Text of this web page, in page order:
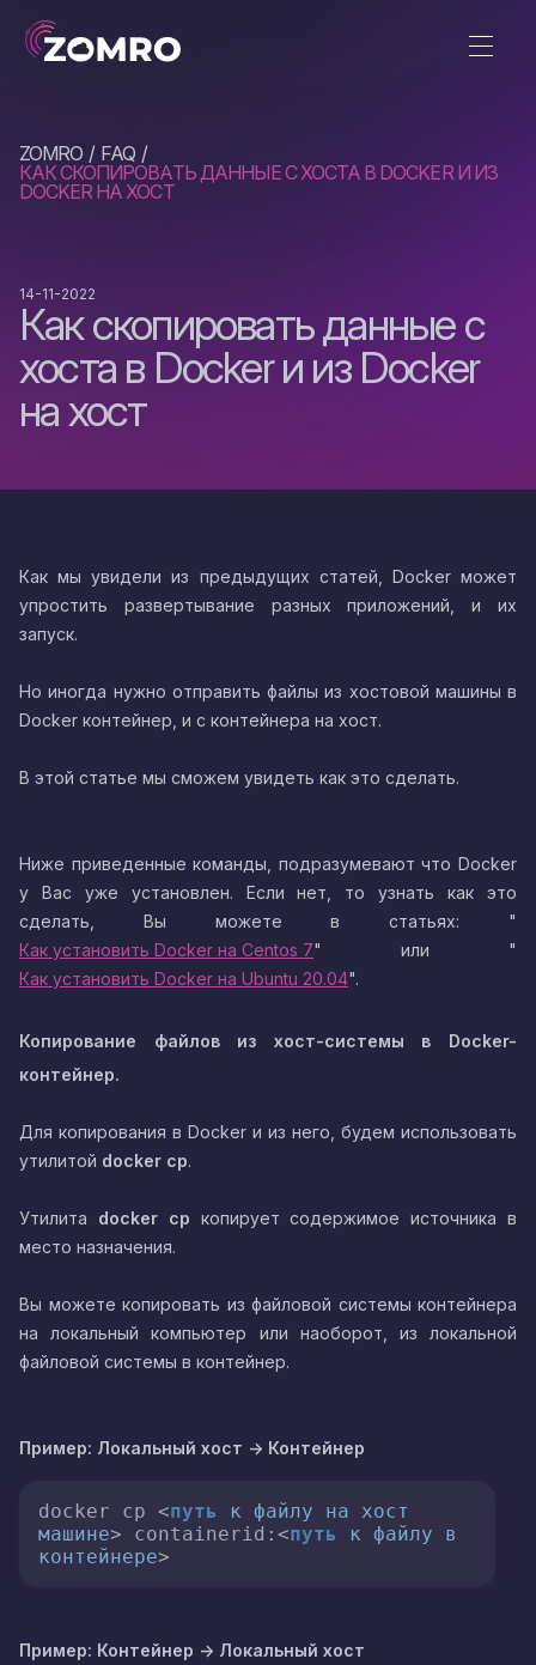
ZOMRO
FAQ
КАК СКОПИРОВАТЬ ДАННЫЕ С ХОСТА В DOCKER И ИЗ
DOCKER НА ХОСТ
Как скопировать данные с
хоста в Docker и из Docker
на хост
14-11-2022
Как мы увидели из предыдущих статей, Docker может
упростить развертывание разных приложений, и их
запуск.
Но иногда нужно отправить файлы из хостовой машины в
Docker контейнер, и с контейнера на хост.
В этой статье мы сможем увидеть как это сделать.
Ниже приведенные команды, подразумевают что Docker
у Вас уже установлен. Если нет, то узнать как это
сделать, Вы можете в статьях: "
Как установить Docker на Centos 7" или "
Как установить Docker на Ubuntu 20.04".
Копирование файлов из хост-системы в Docker-
контейнер.
Для копирования в Docker и из него, будем использовать
утилитой docker cp.
Утилита docker cp копирует содержимое источника в
место назначения.
Вы можете копировать из файловой системы контейнера
на локальный компьютер или наоборот, из локальной
файловой системы в контейнер.
Пример: Локальный хост -> Контейнер
docker cp <путь к файлу на
хост
машине> containerid: <путь к файлу
в
контейнере>
Пример: Контейнер -> Локальный хост